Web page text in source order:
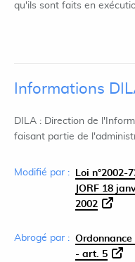
qu'ils sont faits en
Informations
DILA : Direction de
faisant partie de
Modifié par :
Loi n°2002-
JORF 18
2002
Abrogé par : Ordonnance
- art. 5